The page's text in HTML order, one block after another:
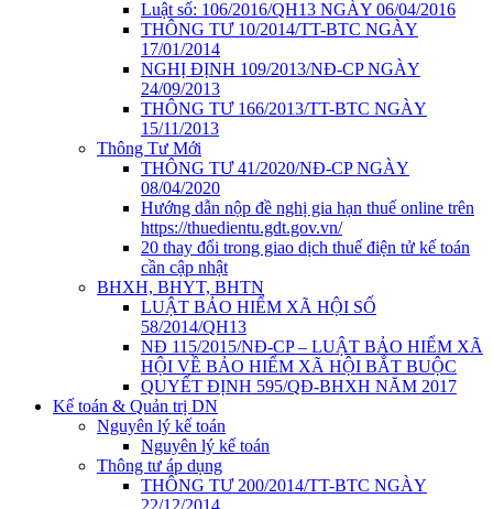
Luật số: 106/2016/QH13 NGÀY 06/04/2016
THÔNG TƯ 10/2014/TT-BTC NGÀY
17/01/2014
NGHỊ ĐỊNH 109/2013/NĐ-CP NGÀY
24/09/2013
THÔNG TƯ 166/2013/TT-BTC NGÀY
15/11/2013
Thông Tư Mới
THÔNG TƯ 41/2020/NĐ-CP NGÀY
08/04/2020
Hướng dẫn nộp đề nghị gia hạn thuế online trên
https://thuedientu.gdt.gov.vn/
20 thay đổi trong giao dịch thuế điện tử kế toán
cần cập nhật
BHXH, BHYT, BHTN
LUẬT BẢO HIỂM XÃ HỘI SỐ
58/2014/QH13
NĐ 115/2015/NĐ-CP – LUẬT BẢO HIỂM XÃ
HỘI VỀ BẢO HIỂM XÃ HỘI BẮT BUỘC
QUYẾT ĐỊNH 595/QĐ-BHXH NĂM 2017
Kế toán & Quản trị DN
Nguyên lý kế toán
Nguyên lý kế toán
Thông tư áp dụng
THÔNG TƯ 200/2014/TT-BTC NGÀY